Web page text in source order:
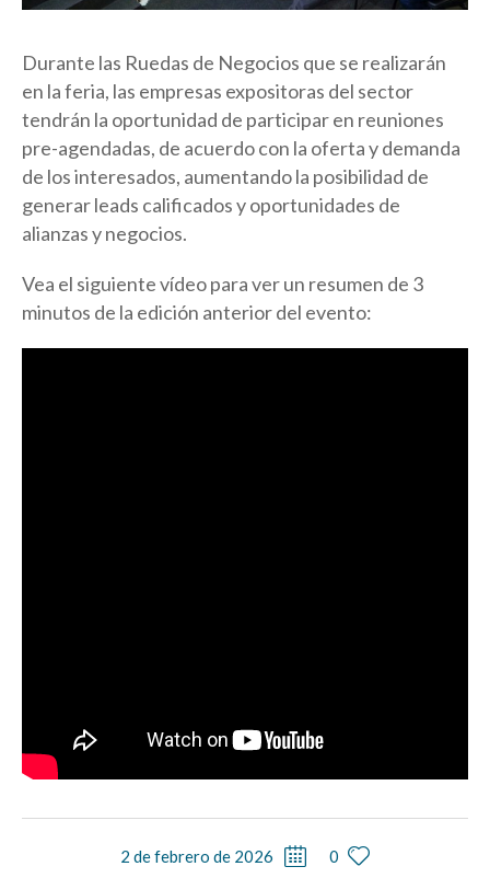
Durante las Ruedas de Negocios que se realizarán
en la feria, las empresas expositoras del sector
tendrán la oportunidad de participar en reuniones
pre-agendadas, de acuerdo con la oferta y demanda
de los interesados, aumentando la posibilidad de
generar leads calificados y oportunidades de
alianzas y negocios.
Vea el siguiente vídeo para ver un resumen de 3
minutos de la edición anterior del evento:
2 de febrero de 2026 0